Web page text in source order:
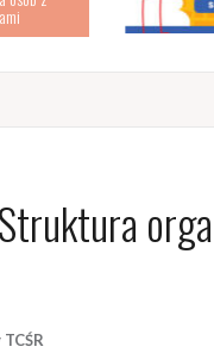
“Toruński Bon
Struktura